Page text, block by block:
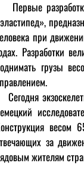
Первые
при
Разработки
грузы
Сегодня
весом
за
жителям